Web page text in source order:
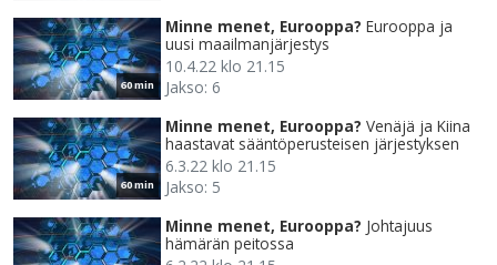
60 min
Minne menet, Eurooppa? Eurooppa ja
uusi maailmanjärjestys
10.4.22 klo 21.15
Jakso: 6
60 min
Minne menet, Eurooppa? Venäjä ja Kiina
haastavat sääntöperusteisen järjestyksen
6.3.22 klo 21.15
Jakso: 5
Minne menet, Eurooppa? Johtajuus
hämärän peitossa